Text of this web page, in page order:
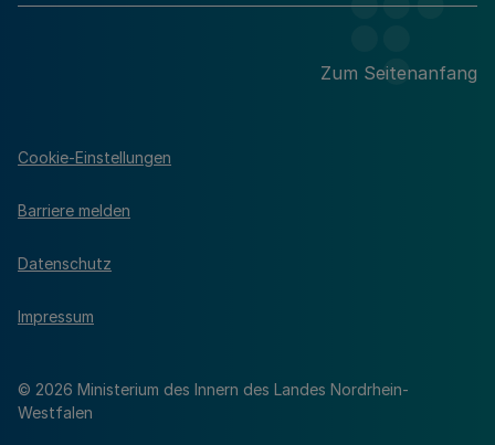
Zum Seitenanfang
© 2026 Ministerium des Innern des Landes Nordrhein-
Westfalen
Cookie-Einstellungen
Barriere melden
Datenschutz
Impressum